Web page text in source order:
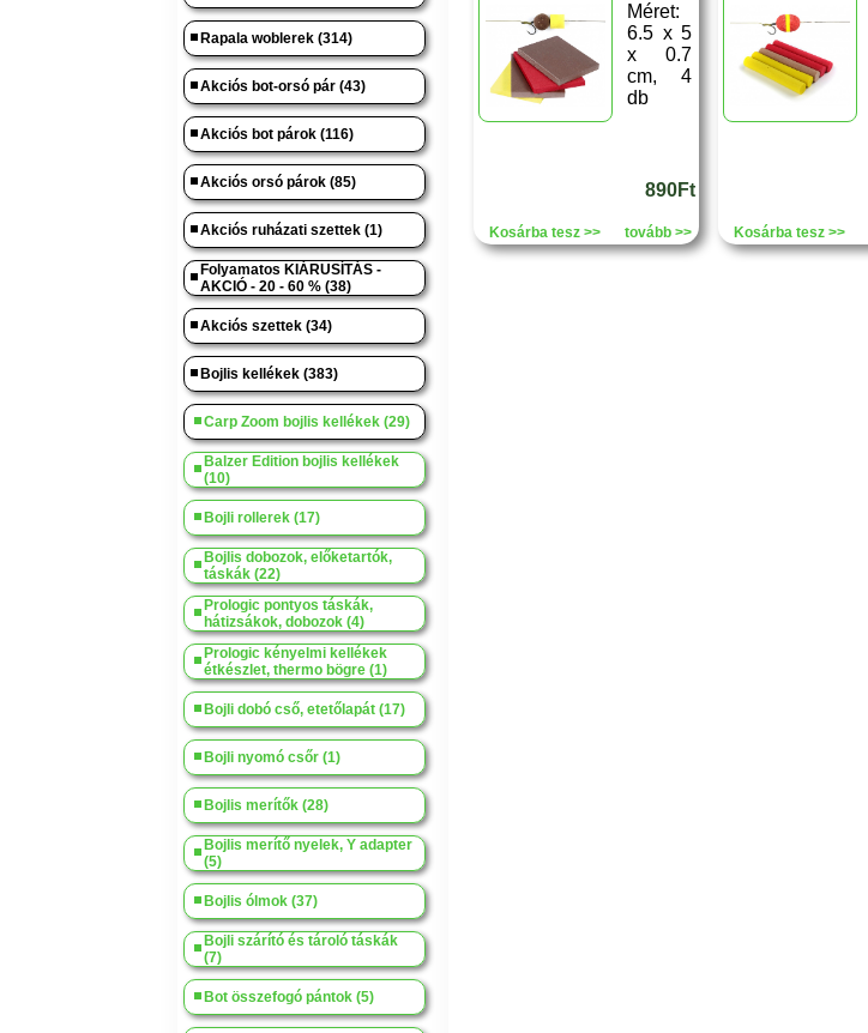
Rapala woblerek (314)
Akciós bot-orsó pár (43)
Akciós bot párok (116)
Akciós orsó párok (85)
Akciós ruházati szettek (1)
Folyamatos KIÁRUSÍTÁS -
AKCIÓ - 20 - 60 % (38)
Akciós szettek (34)
Bojlis kellékek (383)
Carp Zoom bojlis kellékek (29)
Balzer Edition bojlis kellékek
(10)
Bojli rollerek (17)
Bojlis dobozok, előketartók,
táskák (22)
Prologic pontyos táskák,
hátizsákok, dobozok (4)
Prologic kényelmi kellékek
étkészlet, thermo bögre (1)
Bojli dobó cső, etetőlapát (17)
Bojli nyomó csőr (1)
Bojlis merítők (28)
Bojlis merítő nyelek, Y adapter
(5)
Bojlis ólmok (37)
Bojli szárító és tároló táskák
(7)
Bot összefogó pántok (5)
Méret:
6.5 x 5
x 0.7
cm, 4
db
890Ft
Kosárba tesz >> tovább >> Kosárba tesz >>